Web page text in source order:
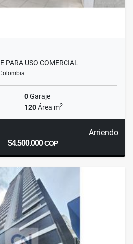
PARA USO COMERCIAL
0Garaje
120Área m2
Arriendo
$4.500.000COP